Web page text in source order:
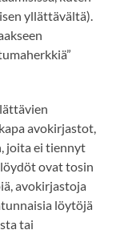
yllättävältä).
avokirjastot,
joita ei tiennyt
ovat tosin
avokirjastoja
löytöjä
tai